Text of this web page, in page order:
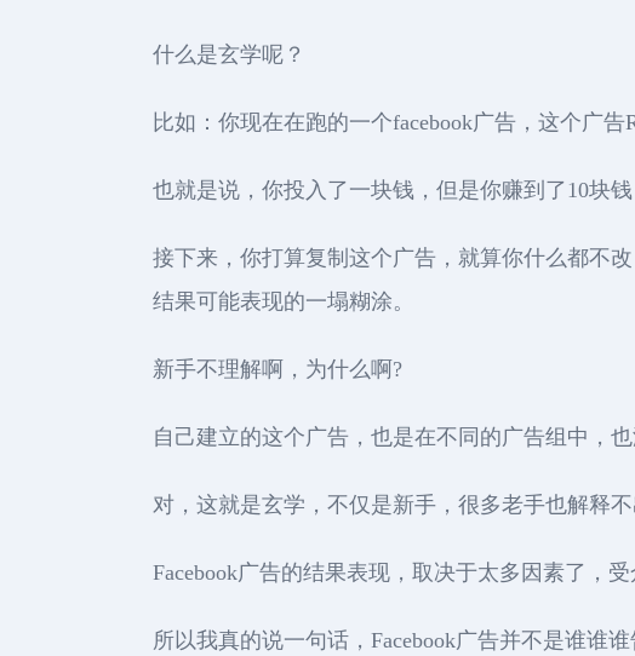
什么是玄学呢？
比如：你现在在跑的一个facebook广告，这个广
也就是说，你投入了一块钱，但是你赚到了10块钱
接下来，你打算复制这个广告，就算你什么都不
结果可能表现的一塌糊涂。
新手不理解啊，为什么啊?
自己建立的这个广告，也是在不同的广告组中，
对，这就是玄学，不仅是新手，很多老手也解释不
Facebook广告的结果表现，取决于太多因素了，
所以我真的说一句话，Facebook广告并不是谁谁